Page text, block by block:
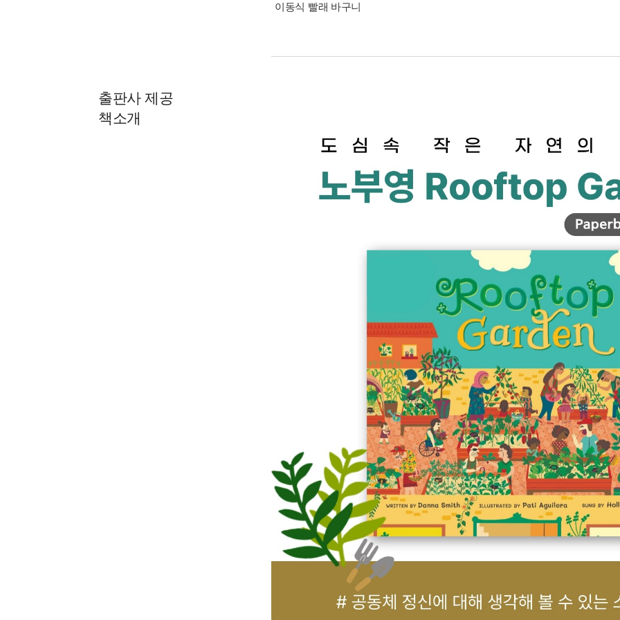
이동식 빨래 바구니
출판사 제공
책소개